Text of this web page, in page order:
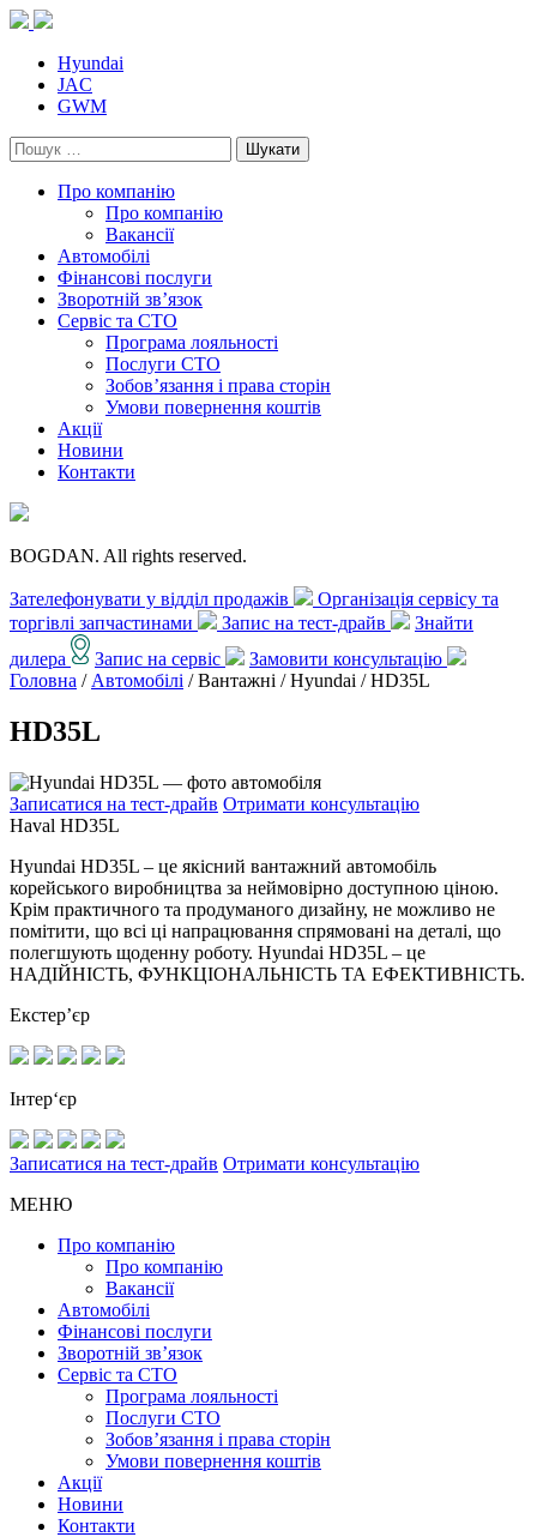
Skip
contentHyundai
JAC
GWM
Пошук:
Про компанію
Про компанію
Вакансії
Автомобілі
Фінансові послуги
Зворотній зв’язок
Cервіс та СТО
Програма лояльності
Послуги СТО
Зобов’язання і права сторін
Умови повернення коштів
Акції
Новини
Контакти
BOGDAN. All rights reserved.
Зателефонувати у відділ продажів
Організація сервісу та
торгівлі запчастинами
Запис на тест-драйв
Знайти
дилера
Запис на сервіс
Замовити консультацію
Головна / Автомобілі / Вантажні / Hyundai /HD35L
HD35L
Записатися на тест-драйв Отримати консультацію
Haval HD35L
Hyundai HD35L – це якісний вантажний автомобіль
корейського виробництва за неймовірно доступною ціною.
Крім практичного та продуманого дизайну, не можливо не
помітити, що всі ці напрацювання спрямовані на деталі, що
полегшують щоденну роботу. Hyundai HD35L – це
НАДІЙНІСТЬ, ФУНКЦІОНАЛЬНІСТЬ ТА ЕФЕКТИВНІСТЬ.
Екстер’єр
Інтер‘єр
Записатися на тест-драйв Отримати консультацію
МЕНЮ
Про компанію
Про компанію
Вакансії
Автомобілі
Фінансові послуги
Зворотній зв’язок
Cервіс та СТО
Програма лояльності
Послуги СТО
Зобов’язання і права сторін
Умови повернення коштів
Акції
Новини
Контакти